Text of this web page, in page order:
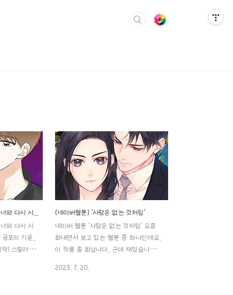
와 다시 시
포의 기운..
! 스릴러 로
제목: 죽
(네이버웹툰) '사랑은 없는 것처럼'
네이버 웹툰 '사랑은 없는 것처럼' 요즘
화내면서 보고 있는 웹툰 중 하나인데요.
이 작품 좀 화납니다.. 근데 재밌습니다..
다.. 이 작품이 인기 웹소설이기도 한데
2023. 7. 20.